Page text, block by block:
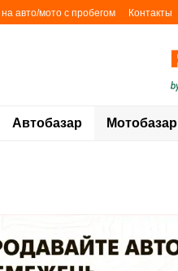
на авто/мото с пробегом Контакты
Автобазар Мотобазар